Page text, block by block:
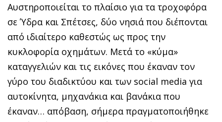
Αυστηροποιείται το πλαίσιο για τα τροχοφόρα
σε Ύδρα και Σπέτσες, δύο νησιά που διέπονται
από ιδιαίτερο καθεστώς ως προς την
κυκλοφορία οχημάτων. Μετά το «κύμα»
καταγγελιών και τις εικόνες που έκαναν τον
γύρο του διαδικτύου και των social media για
αυτοκίνητα, μηχανάκια και βανάκια που
έκαναν… απόβαση, σήμερα πραγματοποιήθηκε